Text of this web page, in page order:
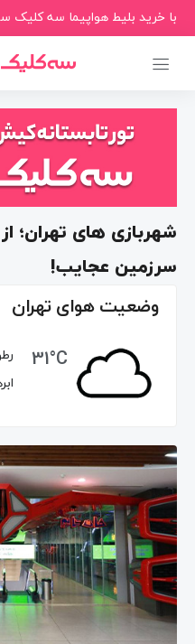
با خرید بلیط هواپیما سه کلیک
شهربازی ‌های تهران؛
سرزمین عجایب!
وضعیت هوای تهران
31°C